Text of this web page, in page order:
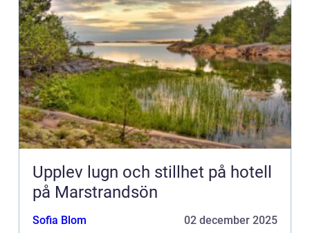
Upplev lugn och stillhet på hotell
på Marstrandsön
Sofia Blom 02 december 2025